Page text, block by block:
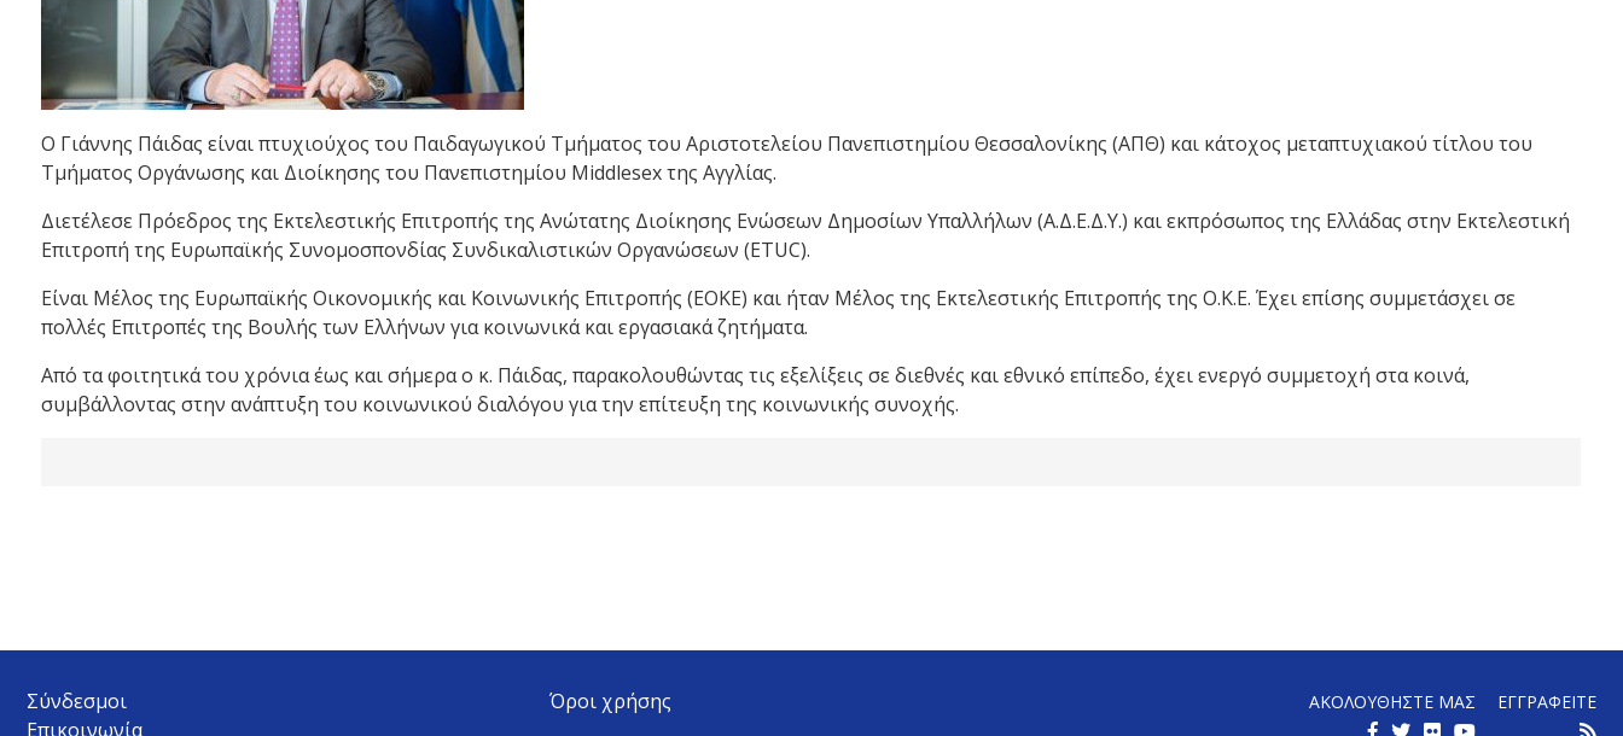
Ο Γιάννης Πάιδας είναι πτυχιούχος του Παιδαγωγικού Τμήματος του Αριστοτελείου Πανεπιστημίου Θεσσαλονίκης (ΑΠΘ) και κάτοχος μεταπτυχιακού τίτλου του
Τμήματος Οργάνωσης και Διοίκησης του Πανεπιστημίου Middlesex της Αγγλίας.
Διετέλεσε Πρόεδρος της Εκτελεστικής Επιτροπής της Ανώτατης Διοίκησης Ενώσεων Δημοσίων Υπαλλήλων (Α.Δ.Ε.Δ.Υ.) και εκπρόσωπος της Ελλάδας στην Εκτελεστική
Επιτροπή της Ευρωπαϊκής Συνομοσπονδίας Συνδικαλιστικών Οργανώσεων (ETUC).
Είναι Μέλος της Ευρωπαϊκής Οικονομικής και Κοινωνικής Επιτροπής (ΕΟΚΕ) και ήταν Μέλος της Εκτελεστικής Επιτροπής της Ο.Κ.Ε. Έχει επίσης συμμετάσχει σε
πολλές Επιτροπές της Βουλής των Ελλήνων για κοινωνικά και εργασιακά ζητήματα.
Από τα φοιτητικά του χρόνια έως και σήμερα ο κ. Πάιδας, παρακολουθώντας τις εξελίξεις σε διεθνές και εθνικό επίπεδο, έχει ενεργό συμμετοχή στα κοινά,
συμβάλλοντας στην ανάπτυξη του κοινωνικού διαλόγου για την επίτευξη της κοινωνικής συνοχής.
Σύνδεσμοι
Επικοινωνία
Όροι χρήσης ΑΚΟΛΟΥΘΗΣΤΕ ΜΑΣ ΕΓΓΡΑΦΕΙΤΕ